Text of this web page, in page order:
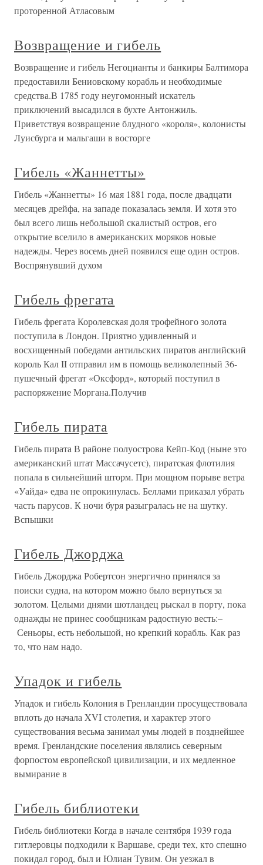
проторенной Атласовым
Возвращение и гибель
Возвращение и гибель Негоцианты и банкиры Балтимора
предоставили Бениовскому корабль и необходимые
средства.В 1785 году неугомонный искатель
приключений высадился в бухте Антонжиль.
Приветствуя возвращение блудного «короля», колонисты
Луисбурга и мальгаши в восторге
Гибель «Жаннетты»
Гибель «Жаннетты» 16 мая 1881 года, после двадцати
месяцев дрейфа, на западе показалась земля. И хотя это
был всего лишь небольшой скалистый остров, его
открытие вселило в американских моряков новые
надежды. Через восемь дней появился еще один остров.
Воспрянувший духом
Гибель фрегата
Гибель фрегата Королевская доля трофейного золота
поступила в Лондон. Приятно удивленный и
восхищенный победами антильских пиратов английский
король Кал II отправил им в помощь великолепный 36-
пушечный фрегат «Оксфорд», который поступил в
распоряжение Моргана.Получив
Гибель пирата
Гибель пирата В районе полуострова Кейп-Код (ныне это
американский штат Массачусетс), пиратская флотилия
попала в сильнейший шторм. При мощном порыве ветра
«Уайда» едва не опрокинулась. Беллами приказал убрать
часть парусов. К ночи буря разыгралась не на шутку.
Вспышки
Гибель Джорджа
Гибель Джорджа Робертсон энергично принялся за
поиски судна, на котором можно было вернуться за
золотом. Целыми днями шотландец рыскал в порту, пока
однажды не принес сообщникам радостную весть:–
Сеньоры, есть небольшой, но крепкий корабль. Как раз
то, что нам надо.
Упадок и гибель
Упадок и гибель Колония в Гренландии просуществовала
вплоть до начала XVI столетия, и характер этого
существования весьма занимал умы людей в позднейшее
время. Гренландские поселения являлись северным
форпостом европейской цивилизации, и их медленное
вымирание в
Гибель библиотеки
Гибель библиотеки Когда в начале сентября 1939 года
гитлеровцы подходили к Варшаве, среди тех, кто спешно
покидал город, был и Юлиан Тувим. Он уезжал в